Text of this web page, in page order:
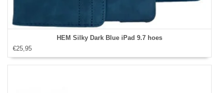
HEM Silky Dark Blue iPad 9.7 hoes
€25,95